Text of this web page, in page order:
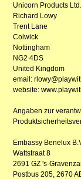
Unicorn Products Ltd.
Richard Lowy
Trent Lane
Colwick
Nottingham
NG2 4DS
United Kingdom
email:
website:
Angaben zur
Embassy Benelux
Wattstraat 8
2691 GZ 's-
Postbus 205, 2670